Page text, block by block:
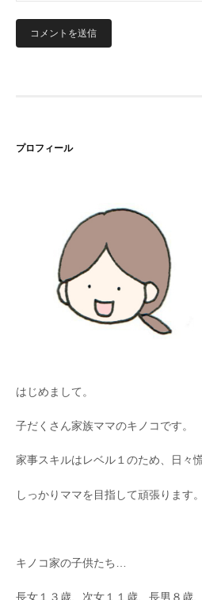
プロフィール
はじめまして。
子だくさん家族ママのキノコです。
家事スキルはレベル１のため、日々
しっかりママを目指して頑張ります。
キノコ家の子供たち…
長女１３歳、次女１１歳、長男８歳